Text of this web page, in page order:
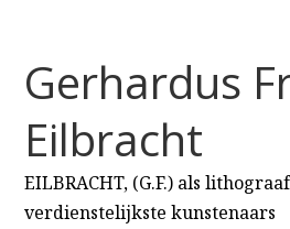
Gerhardus
Eilbracht
EILBRACHT, (G.F.) als
verdienstelijkste kunstenaars